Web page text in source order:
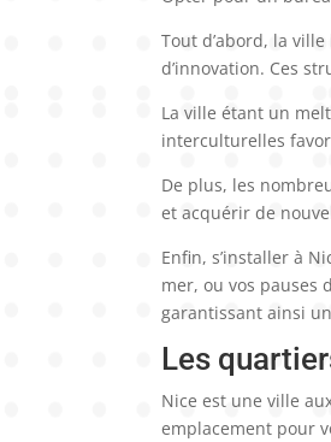
Tout d’abord, la
d’innovation. Ces
La ville étant un
interculturelles
De plus, les
et acquérir de
Enfin, s’installer à
mer, ou vos pauses
garantissant ainsi
Les
Nice est une ville
emplacement pour